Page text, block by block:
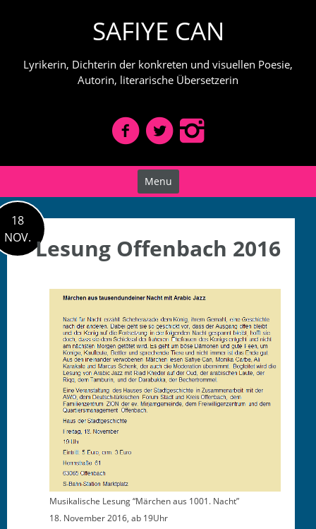
SAFIYE CAN
Lyrikerin, Dichterin der konkreten und visuellen Poesie,
Autorin, literarische Übersetzerin
Menu
18
NOV. Lesung Offenbach 2016
Musikalis­che Lesung “Märchen aus 1001. Nacht”
18. Novem­ber 2016, ab 19Uhr